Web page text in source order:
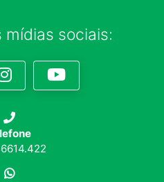
mídias sociais: